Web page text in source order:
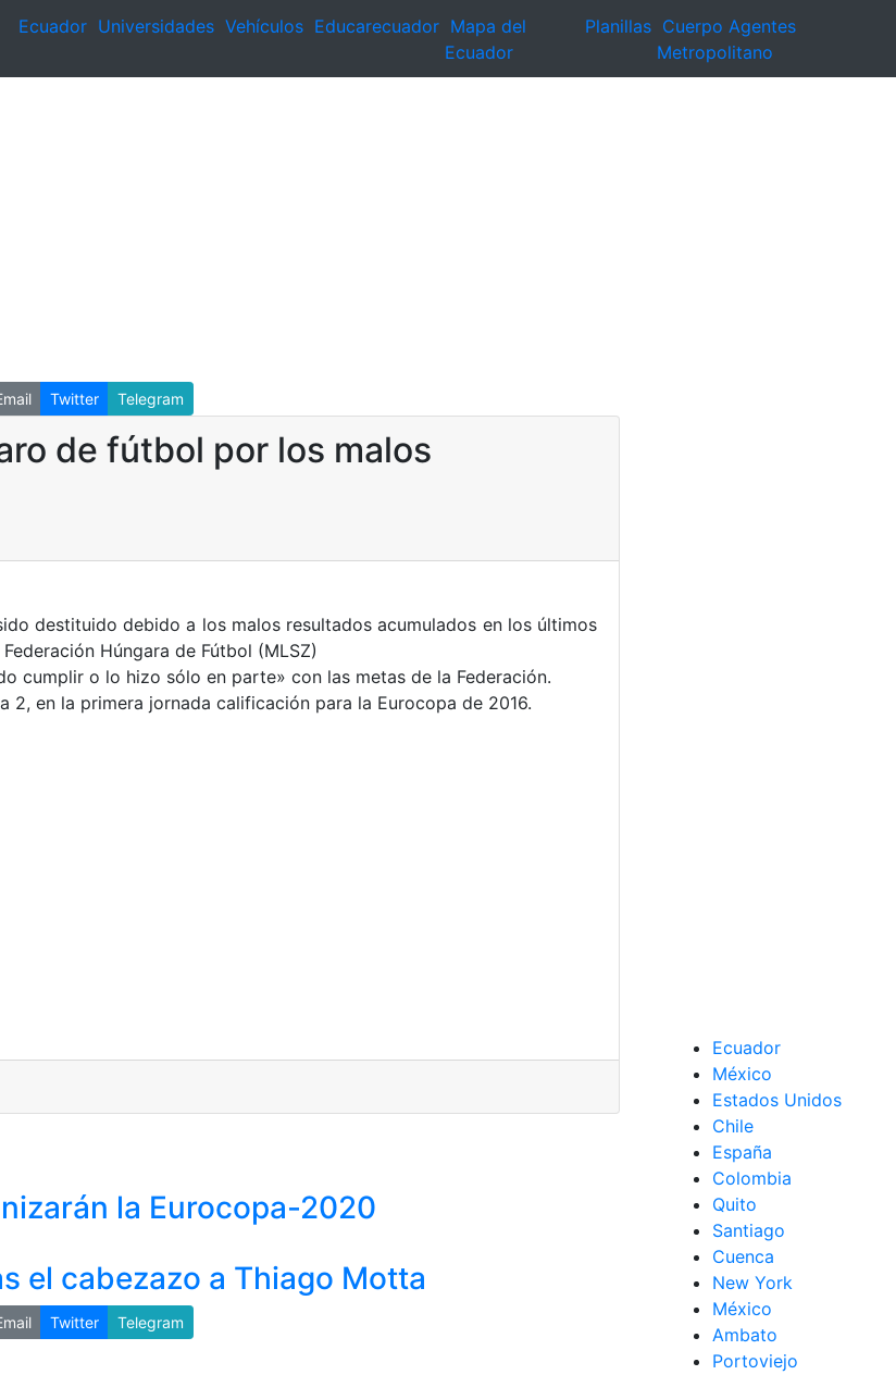
Ecuador Universidades Vehículos Educarecuador Mapa del
Ecuador
Planillas Cuerpo Agentes
Metropolitano
Twitter Telegram
de fútbol por los malos
destituido debido a los malos resultados acumulados en los últimos
Húngara de Fútbol (MLSZ)
cumplir o lo hizo sólo en parte» con las metas de la Federación.
en la primera jornada calificación para la Eurocopa de 2016.
la Eurocopa-2020
el cabezazo a Thiago Motta
Twitter Telegram
Ecuador
México
Estados Unidos
Chile
España
Colombia
Quito
Santiago
Cuenca
New York
México
Ambato
Portoviejo